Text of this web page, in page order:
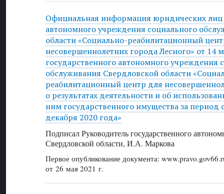
Официальная информация юридических лиц
автономного учреждения социального
области «Социально-реабилитационный
несовершеннолетних города Лесного» от 14
государственного автономного учреждения
обслуживания Свердловской области
реабилитационный центр для
о результатах деятельности и об
ним государственного имущества за период
декабря 2020 года»
Подписал Руководитель государственного
Свердловской области, И.А. Маркова
Первое опубликование документа:
от 26 мая 2021 г.